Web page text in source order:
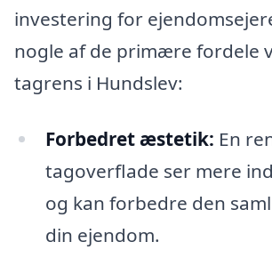
investering for
nogle af de primære fordele
tagrens i Hundslev:
Forbedret æstetik: En
tagoverflade ser mere
og kan forbedre den
din ejendom.